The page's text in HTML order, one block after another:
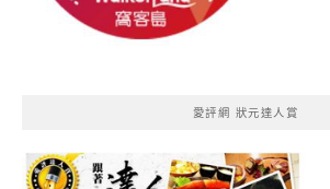
愛評網 狀元達人賞